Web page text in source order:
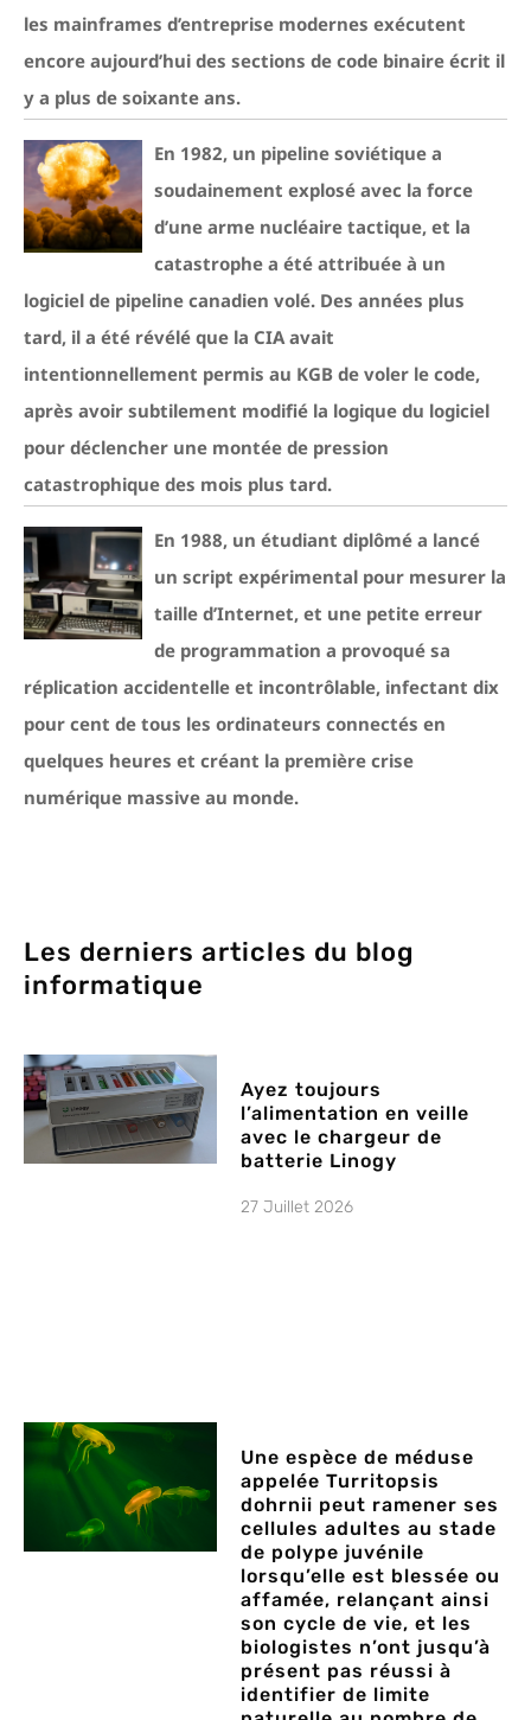
les mainframes d’entreprise modernes exécutent
encore aujourd’hui des sections de code binaire écrit il
y a plus de soixante ans.
En 1982, un pipeline soviétique a
soudainement explosé avec la force
d’une arme nucléaire tactique, et la
catastrophe a été attribuée à un
logiciel de pipeline canadien volé. Des années plus
tard, il a été révélé que la CIA avait
intentionnellement permis au KGB de voler le code,
après avoir subtilement modifié la logique du logiciel
pour déclencher une montée de pression
catastrophique des mois plus tard.
En 1988, un étudiant diplômé a lancé
un script expérimental pour mesurer la
taille d’Internet, et une petite erreur
de programmation a provoqué sa
réplication accidentelle et incontrôlable, infectant dix
pour cent de tous les ordinateurs connectés en
quelques heures et créant la première crise
numérique massive au monde.
Les derniers articles du blog
informatique
Ayez toujours
l’alimentation en veille
avec le chargeur de
batterie Linogy
27 Juillet 2026
Une espèce de méduse
appelée Turritopsis
dohrnii peut ramener ses
cellules adultes au stade
de polype juvénile
lorsqu’elle est blessée ou
affamée, relançant ainsi
son cycle de vie, et les
biologistes n’ont jusqu’à
présent pas réussi à
identifier de limite